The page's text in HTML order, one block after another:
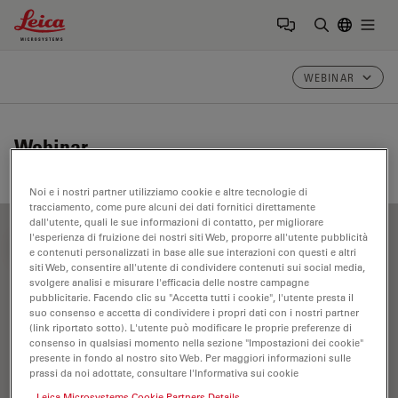
Leica Microsystems Logo
WEBINAR
Webinar
FILTER ARTICLES
Microscopi a contrasto di fase
Noi e i nostri partner utilizziamo cookie e altre tecnologie di
tracciamento, come pure alcuni dei dati fornitici direttamente
dall'utente, quali le sue informazioni di contatto, per migliorare
l'esperienza di fruizione dei nostri siti Web, proporre all'utente pubblicità
e contenuti personalizzati in base alle sue interazioni con questi e altri
siti Web, consentire all'utente di condividere contenuti sui social media,
svolgere analisi e misurare l'efficacia delle nostre campagne
pubblicitarie. Facendo clic su "Accetta tutti i cookie", l'utente presta il
suo consenso e accetta di condividere i propri dati con i nostri partner
(link riportato sotto). L'utente può modificare le proprie preferenze di
consenso in qualsiasi momento nella sezione "Impostazioni dei cookie"
presente in fondo al nostro sito Web. Per maggiori informazioni sulle
prassi da noi adottate, consultare l'Informativa sui cookie